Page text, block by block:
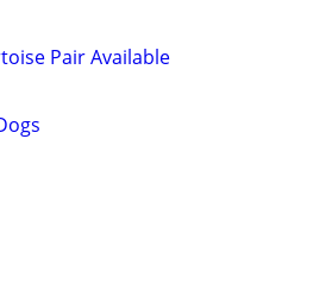
Pair Available